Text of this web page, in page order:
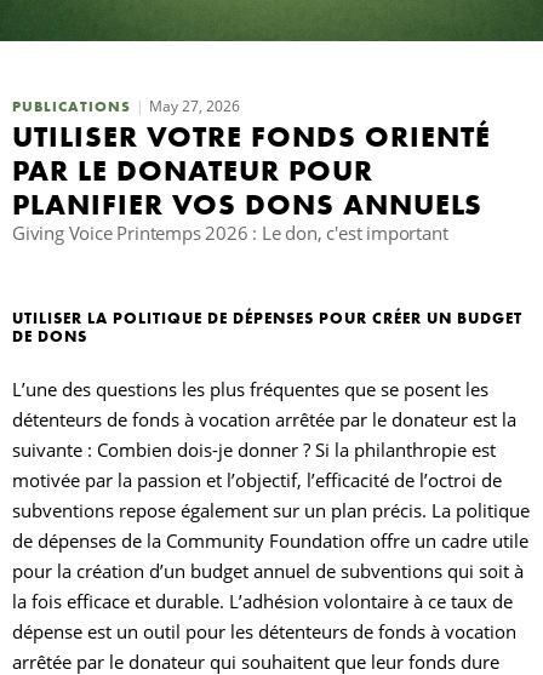
PUBLICATIONS May 27, 2026
UTILISER VOTRE FONDS ORIENTÉ
PAR LE DONATEUR POUR
PLANIFIER VOS DONS ANNUELS
Giving Voice Printemps 2026 : Le don, c'est important
UTILISER LA POLITIQUE DE DÉPENSES POUR CRÉER UN BUDGET
DE DONS
L’une des questions les plus fréquentes que se posent les
détenteurs de fonds à vocation arrêtée par le donateur est la
suivante : Combien dois-je donner ? Si la philanthropie est
motivée par la passion et l’objectif, l’efficacité de l’octroi de
subventions repose également sur un plan précis. La politique
de dépenses de la Community Foundation offre un cadre utile
pour la création d’un budget annuel de subventions qui soit à
la fois efficace et durable. L’adhésion volontaire à ce taux de
dépense est un outil pour les détenteurs de fonds à vocation
arrêtée par le donateur qui souhaitent que leur fonds dure